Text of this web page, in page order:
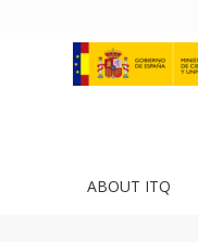
ABOUT ITQ